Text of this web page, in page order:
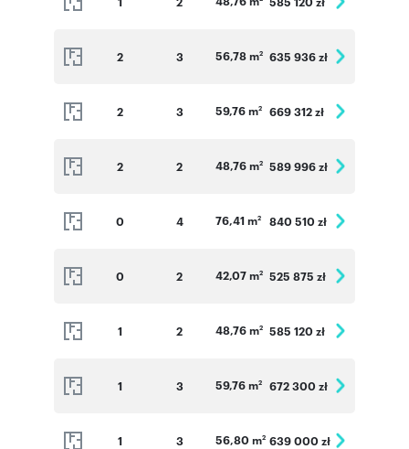
2 3 56,78 m2 635 936 zł
2 3 59,76 m2 669 312 zł
2 2 48,76 m2 589 996 zł
0 4 76,41 m2 840 510 zł
0 2 42,07 m2 525 875 zł
1 2 48,76 m2 585 120 zł
1 3 59,76 m2 672 300 zł
1 3 56,80 m2 639 000 zł